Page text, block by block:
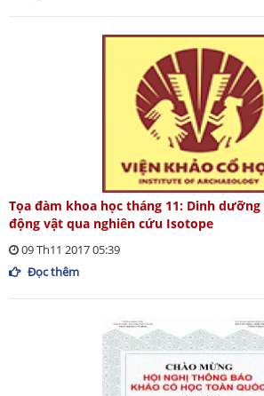
Tọa đàm khoa học tháng 11: Dinh
động vật qua nghiên cứu Isotope
09 Th11 2017 05:39
Đọc thêm